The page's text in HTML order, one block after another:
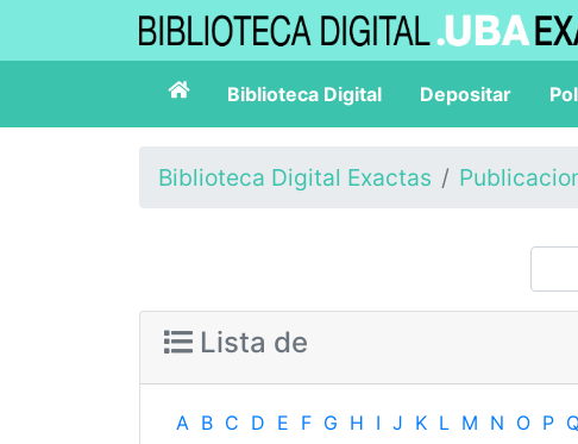
Biblioteca Digital Depositar
Biblioteca Digital Exactas
Lista de
A B C D E F G H I J K L M N O P